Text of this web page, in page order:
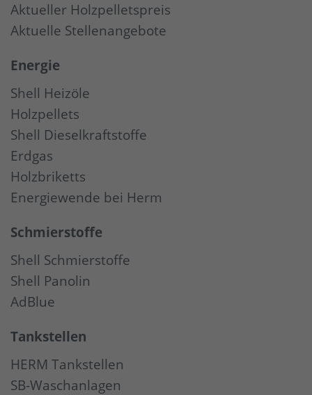
Aktueller Holzpelletspreis
Aktuelle Stellenangebote
Energie
Shell Heizöle
Holzpellets
Shell Dieselkraftstoffe
Erdgas
Holzbriketts
Energiewende bei Herm
Schmierstoffe
Shell Schmierstoffe
Shell Panolin
AdBlue
Tankstellen
HERM Tankstellen
SB-Waschanlagen